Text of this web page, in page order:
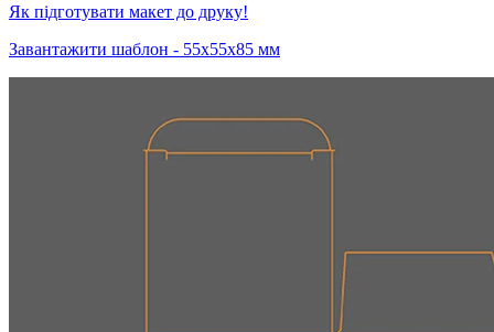
Як підготувати макет до друку!
Завантажити шаблон - 55х55х85 мм